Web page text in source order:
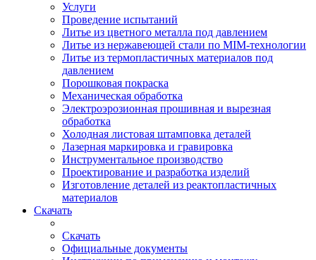
Услуги
Проведение испытаний
Литье из цветного металла под давлением
Литье из нержавеющей стали по MIM-технологии
Литье из термопластичных материалов под
давлением
Порошковая покраска
Механическая обработка
Электроэрозионная прошивная и вырезная
обработка
Холодная листовая штамповка деталей
Лазерная маркировка и гравировка
Инструментальное производство
Проектирование и разработка изделий
Изготовление деталей из реактопластичных
материалов
Скачать
Скачать
Официальные документы